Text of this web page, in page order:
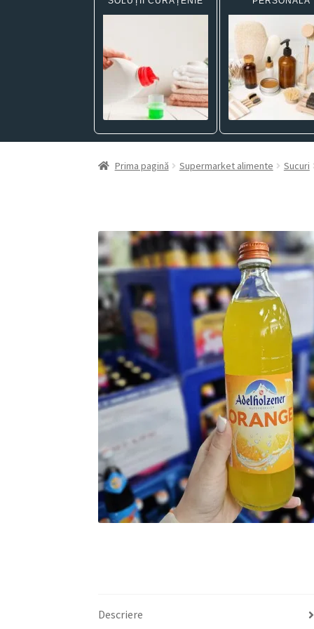
Prima pagină Supermarket alimente Sucuri
Descriere